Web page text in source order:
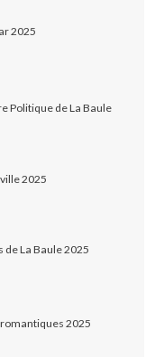
2025
Politique de La Baule
2025
La Baule 2025
2025